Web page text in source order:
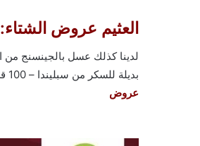
العثيم عروض الشتاء:
بديلة للسكر من سبليندا – 100 قرص. وكما كذلك جيلي بنكهة الكرز والكولا، 85 جرام من دريم. واليكم الصور الآتية على موقع
عروض